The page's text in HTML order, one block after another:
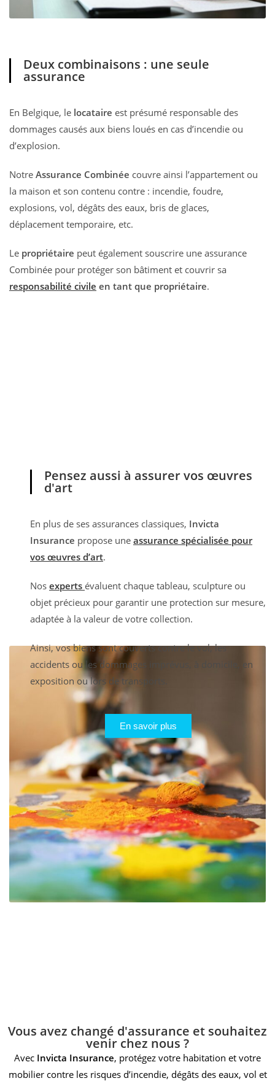
Deux combinaisons : une seule
assurance
En Belgique, le locataire est présumé responsable des
dommages causés aux biens loués en cas d’incendie ou
d’explosion.
Notre Assurance Combinée couvre ainsi l’appartement ou
la maison et son contenu contre : incendie, foudre,
explosions, vol, dégâts des eaux, bris de glaces,
déplacement temporaire, etc.
Le propriétaire peut également souscrire une assurance
Combinée pour protéger son bâtiment et couvrir sa
responsabilité civile en tant que propriétaire.
Pensez aussi à assurer vos œuvres
d'art
En plus de ses assurances classiques, Invicta
Insurance propose une assurance spécialisée pour
vos œuvres d’art.
Nos experts évaluent chaque tableau, sculpture ou
objet précieux pour garantir une protection sur mesure,
adaptée à la valeur de votre collection.
Ainsi, vos biens sont couverts contre le vol, les
accidents ou les dommages imprévus, à domicile, en
exposition ou lors de transports.
En savoir plus
Vous avez changé d'assurance et souhaitez
venir chez nous ?
Avec Invicta Insurance, protégez votre habitation et votre
mobilier contre les risques d’incendie, dégâts des eaux, vol et